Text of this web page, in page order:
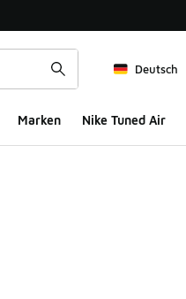
Deutsch
Marken Nike Tuned Air